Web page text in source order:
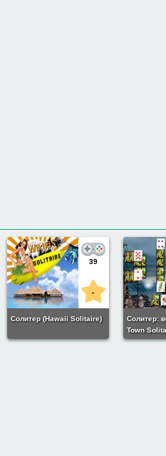
39
-
Солитер (Hawaii Solitaire)
Солитер:
Town